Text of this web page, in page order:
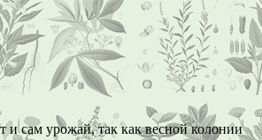
и сам урожай, так как весной колонии